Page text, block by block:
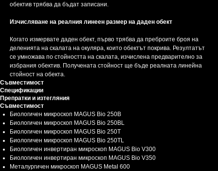
обектив трябва да бъдат записани.
Изчисляване на реалния линеен размер на даден обект
Когато измервате даден обект, първо трябва да преброите броя на
деленията на скалата на окуляра, които обектът покрива. Резултатът
се умножава по стойността на скалата, изчислена предварително за
избрания обектив. Получената стойност ще бъде реалната линейна
стойност на обекта.
Съвместимост
Спецификации
Препратки и изтегляния
Съвместимост
Биологичен микроскоп MAGUS Bio 250B
Биологичен микроскоп MAGUS Bio 250BL
Биологичен микроскоп MAGUS Bio 250T
Биологичен микроскоп MAGUS Bio 250TL
Биологичен инвертиран микроскоп MAGUS Bio V300
Биологичен инвертиран микроскоп MAGUS Bio V350
Металургичен микроскоп MAGUS Metal 600